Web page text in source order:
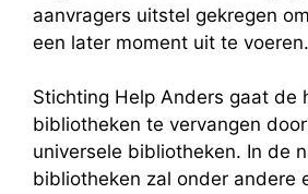
aanvragers uitstel gekregen
een later moment uit te voeren.
Stichting Help Anders gaat de
bibliotheken te vervangen
universele bibliotheken. In de
bibliotheken zal onder andere